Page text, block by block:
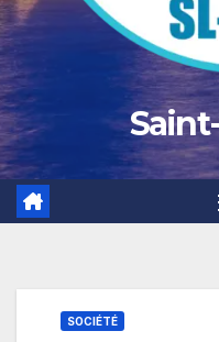
SOCIÉTÉ